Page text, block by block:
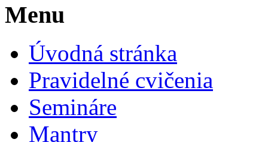
Menu
Úvodná stránka
Pravidelné cvičenia
Semináre
Mantry